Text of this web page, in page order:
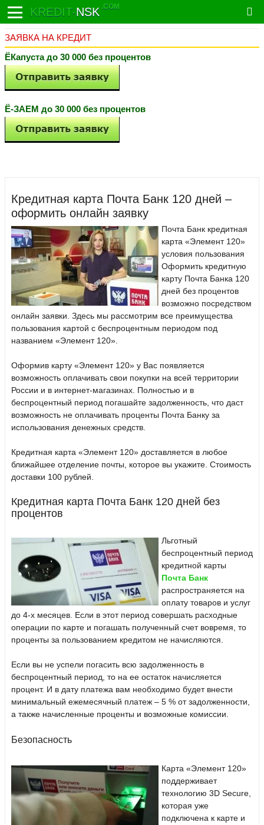
KREDIT-NSK .COM
ЗАЯВКА НА КРЕДИТ
ЁКапуста до 30 000 без процентов
Ё-ЗАЕМ до 30 000 без процентов
Кредитная карта Почта Банк 120 дней –
оформить онлайн заявку
Почта Банк кредитная
карта «Элемент 120»
условия пользования
Оформить кредитную
карту Почта Банка 120
дней без процентов
возможно посредством
онлайн заявки. Здесь мы рассмотрим все преимущества
пользования картой с беспроцентным периодом под
названием «Элемент 120».
Оформив карту «Элемент 120» у Вас появляется
возможность оплачивать свои покупки на всей территории
России и в интернет-магазинах. Полностью и в
беспроцентный период погашайте задолженность, что даст
возможность не оплачивать проценты Почта Банку за
использования денежных средств.
Кредитная карта «Элемент 120» доставляется в любое
ближайшее отделение почты, которое вы укажите. Стоимость
доставки 100 рублей.
Кредитная карта Почта Банк 120 дней без
процентов
Льготный
беспроцентный период
кредитной карты
Почта Банк
распространяется на
оплату товаров и услуг
до 4-х месяцев. Если в этот период совершать расходные
операции по карте и погашать полученный счет вовремя, то
проценты за пользованием кредитом не начисляются.
Если вы не успели погасить всю задолженность в
беспроцентный период, то на ее остаток начисляется
процент. И в дату платежа вам необходимо будет внести
минимальный ежемесячный платеж – 5 % от задолженности,
а также начисленные проценты и возможные комиссии.
Безопасность
Карта «Элемент 120»
поддерживает
технологию 3D Secure,
которая уже
подключена к карте и